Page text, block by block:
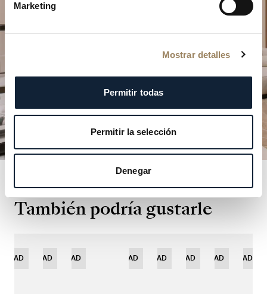
Marketing
Mostrar detalles
Permitir todas
Permitir la selección
Denegar
También podría gustarle
NOVEDADNOVEDAD NOVEDADNOVEDAD
EDICIÓN
NOVEDAD
EDICIÓN
NOVEDADNOVEDAD
NOVEDAD